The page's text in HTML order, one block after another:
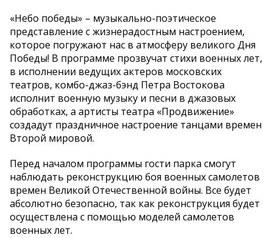
«Небо победы» – музыкально-поэтическое
представление с жизнерадостным настроением,
которое погружают нас в атмосферу великого Дня
Победы! В программе прозвучат стихи военных лет,
в исполнении ведущих актеров московских
театров, комбо-джаз-бэнд Петра Востокова
исполнит военную музыку и песни в джазовых
обработках, а артисты театра «Продвижение»
создадут праздничное настроение танцами времен
Второй мировой.
Перед началом программы гости парка смогут
наблюдать реконструкцию боя военных самолетов
времен Великой Отечественной войны. Все будет
абсолютно безопасно, так как реконструкция будет
осуществлена с помощью моделей самолетов
военных лет.